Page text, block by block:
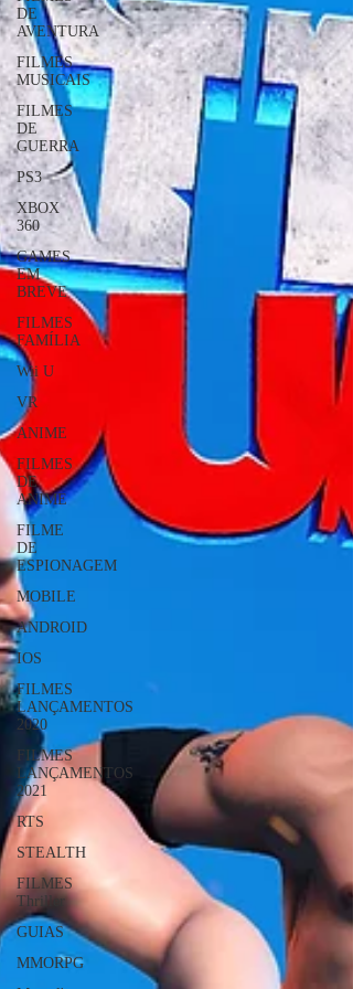
DE
AVENTURA
FILMES
MUSICAIS
FILMES
DE
GUERRA
PS3
XBOX
360
GAMES
EM
BREVE
FILMES
FAMÍLIA
Wii U
VR
ANIME
FILMES
DE
ANIME
FILME
DE
ESPIONAGEM
MOBILE
ANDROID
IOS
FILMES
LANÇAMENTOS
2020
FILMES
LANÇAMENTOS
2021
RTS
STEALTH
FILMES
Thriller
GUIAS
MMORPG